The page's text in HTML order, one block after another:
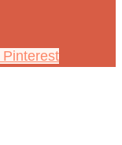
Pinterest